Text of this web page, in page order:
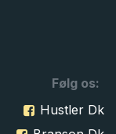
Følg os:
Hustler Dk